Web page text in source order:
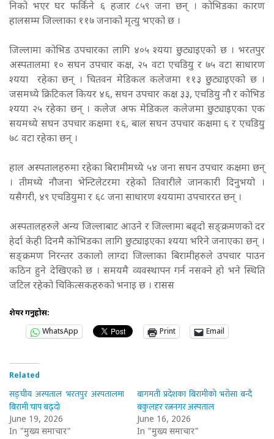
निको भएर घर फर्किने ६ हजार ८५९ जना छन् । कोभिडका कारण
हालसम्म जिल्लाका ११७ जनाको मृत्यु भएको छ ।
जिल्लामा कोभिड उपचारका लागि ४०५ श्यया छुट्याइएको छ । भरतपुर
अस्पतालमा १० सघन उपचार कक्ष, २५ वटा एचडियु र ७५ वटा साधारण
श्यया रहेका छन् । चितवन मेडिकल कलेजमा ११३ छुट्याइएको छ ।
जसमध्ये क्रिटिकल कियर ४६, सघन उपचार कक्ष ३३, एचडियु नौ र कोभिड
श्यया २५ रहेका छन् । कलेज अफ मेडिकल कलेजमा छुट्याइएका एक
सयमध्ये सघन उपचार कक्षमा १६, बाल सघन उपचार कक्षमा ६ र एचडियु
७८ वटा रहेका छन् ।
हाल अस्पतालहरुमा रहेका बिरामीमध्ये ५४ जना सघन उपचार कक्षमा छन्
। तीमध्ये नौजना भेन्टिलेटरमा रहेको तिवारीले जानकारी दिनुभयो ।
यसैगरी, ४९ एचडियुमा र ६८ जना साधारण श्ययामा उपचाररत छन् ।
अस्पतालहरुले अन्य जिल्लाबाट आउने र जिल्लामा बढ्दो सङ्क्रमणको दर
हेर्दा केही दिनमै कोभिडका लागि छुट्याइएका श्यया भरिने जनाएका छन् ।
सङ्क्रमण निरन्तर उकालो लाग्दा जिल्लाका बिरामीहरुले उपचार पाउन
कठिन हुने देखिएको छ । समयमै व्यवस्थापन गर्न नसक्ने हो भने स्थिति
जटिल रहेको चिकित्सकहरुको भनाइ छ । रासस
शेयर गर्नुहोस:
WhatsApp
Print Email
Related
सङ्घीय अस्पताल भरतपुर अस्पतालमा
बिरामी चाप बढ्दो
June 19, 2026
In "मुख्य समाचार"
बागमती प्रदेशका बिरामीको भरोसा बन्दै
बकुलहर रत्ननगर अस्पताल
June 16, 2026
In "मुख्य समाचार"